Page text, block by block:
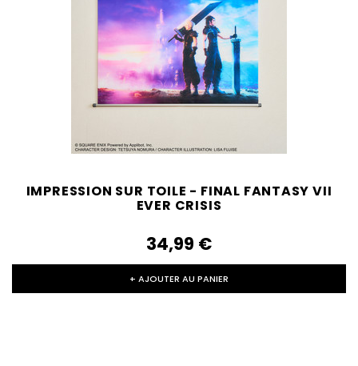
IMPRESSION SUR TOILE - FINAL FANTASY VII
EVER CRISIS
34,99‎ ‎€
+ AJOUTER AU PANIER